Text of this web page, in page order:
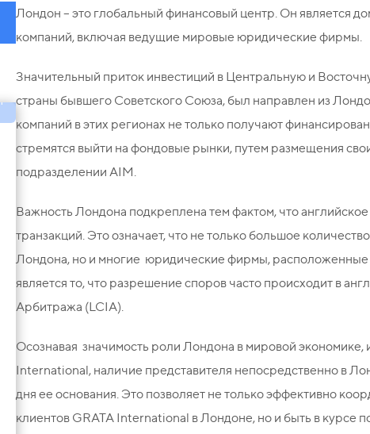
Лондон – это глобальный финансовый центр. Он является
компаний, включая ведущие мировые юридические фирмы.
Значительный приток инвестиций в Центральную и
страны бывшего Советского Союза, был направлен из
компаний в этих регионах не только получают
стремятся выйти на фондовые рынки, путем размещения
подразделении AIM.
Важность Лондона подкреплена тем фактом, что
транзакций. Это означает, что не только большое
Лондона, но и многие юридические фирмы, расположенные
является то, что разрешение споров часто происходит в
Арбитража (LCIA).
Осознавая значимость роли Лондона в мировой экономике,
International, наличие представителя непосредственно в
дня ее основания. Это позволяет не только эффективно
клиентов GRATA International в Лондоне, но и быть в курсе